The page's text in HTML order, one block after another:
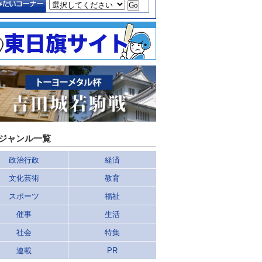
ャンル一覧
政治行政 経済
文化芸術 教育
スポーツ 福祉
催事 生活
社会 特集
連載 PR